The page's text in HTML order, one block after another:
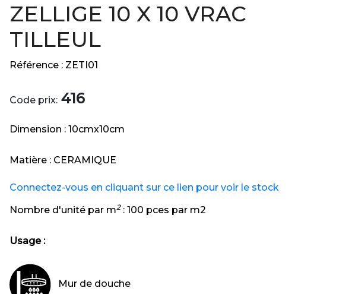
ZELLIGE 10 X 10 VRAC
TILLEUL
Référence : ZETI01
Code prix: 416
Dimension : 10cmx10cm
Matière : CERAMIQUE
Connectez-vous en cliquant sur ce lien pour voir le stock
Nombre d'unité par m2: 100 pces par m2
Usage :
Mur de douche